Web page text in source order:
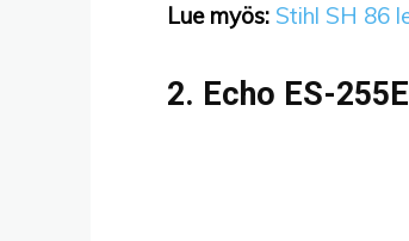
Lue myös: Stihl SH 86
2. Echo ES-